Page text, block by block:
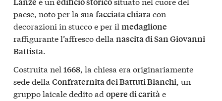
paese, noto per la sua facciata chiara con
decorazioni in stucco e per il medaglione
raffigurante l’affresco della nascita di San Giovanni
Battista
Costruita nel 1668, la chiesa era originariamente
sede della Confraternita dei Battuti Bianchi, un
gruppo laicale dedito ad opere di caritàe